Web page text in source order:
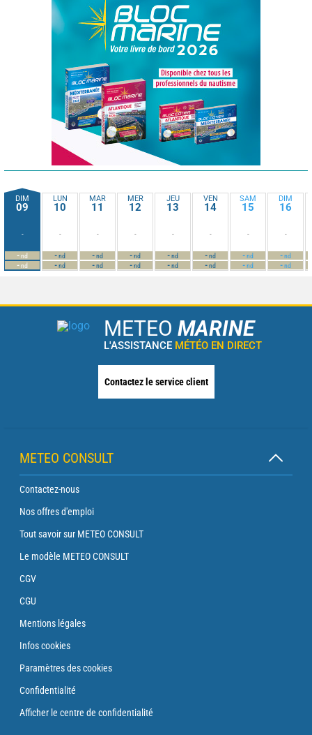
DIM
09
-
-nd
-nd
LUN
10
-
-nd
-nd
MAR
11
-
-nd
-nd
MER
12
-
-nd
-nd
JEU
13
-
-nd
-nd
VEN
14
-
-nd
-nd
SAM
15
-
-nd
-nd
DIM
16
-
-nd
-nd
METEO MARINE
L'ASSISTANCE MÉTÉO EN DIRECT
Contactez le service client
METEO CONSULT
Contactez-nous
Nos offres d'emploi
Tout savoir sur METEO CONSULT
Le modèle METEO CONSULT
CGV
CGU
Mentions légales
Infos cookies
Paramètres des cookies
Confidentialité
Afficher le centre de confidentialité